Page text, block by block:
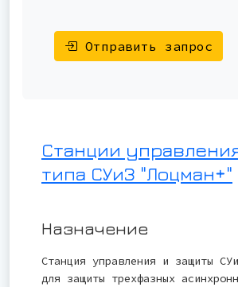
Отправить запрос
Станции
типа СУиЗ "Лоцман+"
Назначение
Станция управления и защиты
для защиты трехфазных